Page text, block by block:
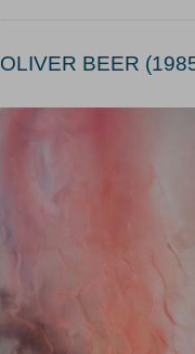
OLIVER BEER